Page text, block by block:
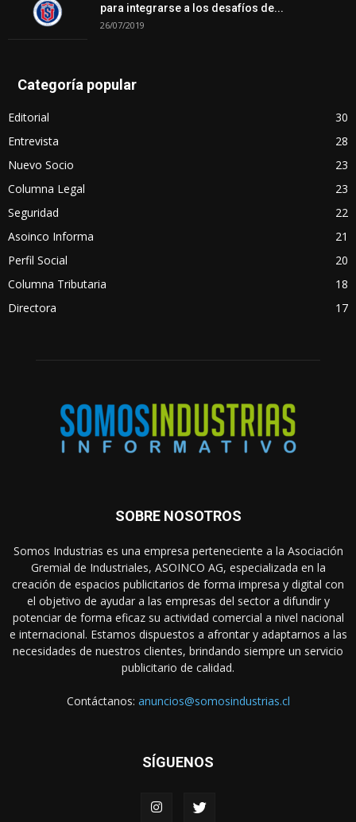
para integrarse a los desafíos de...
26/07/2019
Categoría popular
Editorial
30
Entrevista
28
Nuevo Socio
23
Columna Legal
23
Seguridad
22
Asoinco Informa
21
Perfil Social
20
Columna Tributaria
18
Directora
17
SOBRE NOSOTROS
Somos Industrias es una empresa perteneciente a la Asociación
Gremial de Industriales, ASOINCO AG, especializada en la
creación de espacios publicitarios de forma impresa y digital con
el objetivo de ayudar a las empresas del sector a difundir y
potenciar de forma eficaz su actividad comercial a nivel nacional
e internacional. Estamos dispuestos a afrontar y adaptarnos a las
necesidades de nuestros clientes, brindando siempre un servicio
publicitario de calidad.
Contáctanos: anuncios@somosindustrias.cl
SÍGUENOS